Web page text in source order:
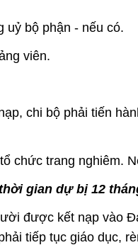
uỷ bộ phận - nếu có.
viên.
chi bộ phải tiến
chức trang nghiêm.
gian dự bị 12
được kết nạp vào
tiếp tục giáo dục,